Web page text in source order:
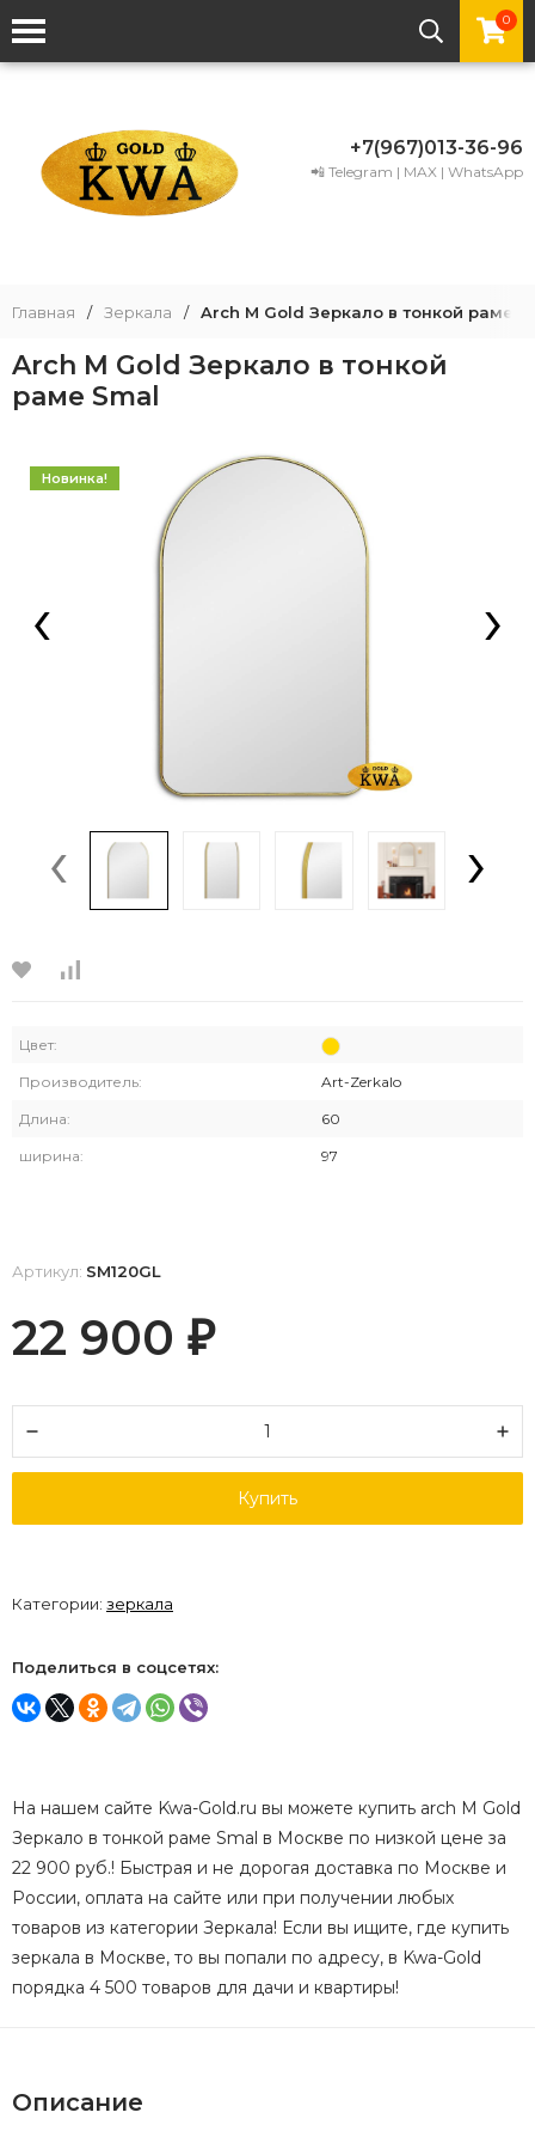
0
+7(967)013-36-96
📲 Telegram | MAX | WhatsApp
Главная / Зеркала / Arch M Gold Зеркало в тонкой раме
Arch M Gold Зеркало в тонкой
раме Smal
Новинка!
‹ ›
‹ ›
Цвет:
Производитель: Art-Zerkalo
Длина: 60
ширина: 97
Артикул: SM120GL
22 900 ₽
Купить
Категории: зеркала
Поделиться в соцсетях:
На нашем сайте Kwa-Gold.ru вы можете купить arch M Gold
Зеркало в тонкой раме Smal в Москве по низкой цене за
22 900 руб.! Быстрая и не дорогая доставка по Москве и
России, оплата на сайте или при получении любых
товаров из категории Зеркала! Если вы ищите, где купить
зеркала в Москве, то вы попали по адресу, в Kwa-Gold
порядка 4 500 товаров для дачи и квартиры!
Описание